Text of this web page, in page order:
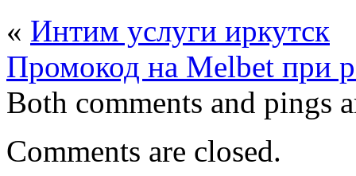
« Интим услуги иркутск
Промокод на Melbet при
Both comments and pings
Comments are closed.